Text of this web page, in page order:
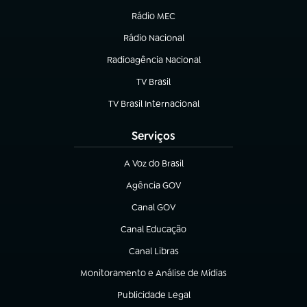
Rádio MEC
(abre em nova aba)
Rádio Nacional
Radioagência Nacional
(abre em nova aba)
TV Brasil
(abre em nova aba)
TV Brasil Internacional
(abre em nova aba)
Serviços
A Voz do Brasil
(abre em nova aba)
Agência GOV
(abre em nova aba)
Canal GOV
(abre em nova aba)
Canal Educação
(abre em nova aba)
Canal Libras
(abre em nova aba)
Monitoramento e Análise de Mídias
(abre em nova aba)
Publicidade Legal
(abre em nova aba)